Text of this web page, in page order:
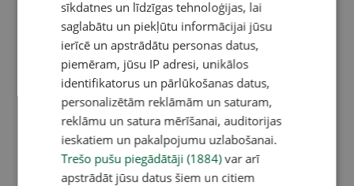
sīkdatnes un līdzīgas tehnoloģijas, lai
saglabātu un piekļūtu informācijai jūsu
ierīcē un apstrādātu personas datus,
piemēram, jūsu IP adresi, unikālos
identifikatorus un pārlūkošanas datus,
personalizētām reklāmām un saturam,
reklāmu un satura mērīšanai, auditorijas
ieskatiem un pakalpojumu uzlabošanai.
Trešo pušu piegādātāji (1884)var arī
apstrādāt jūsu datus šiem un citiem